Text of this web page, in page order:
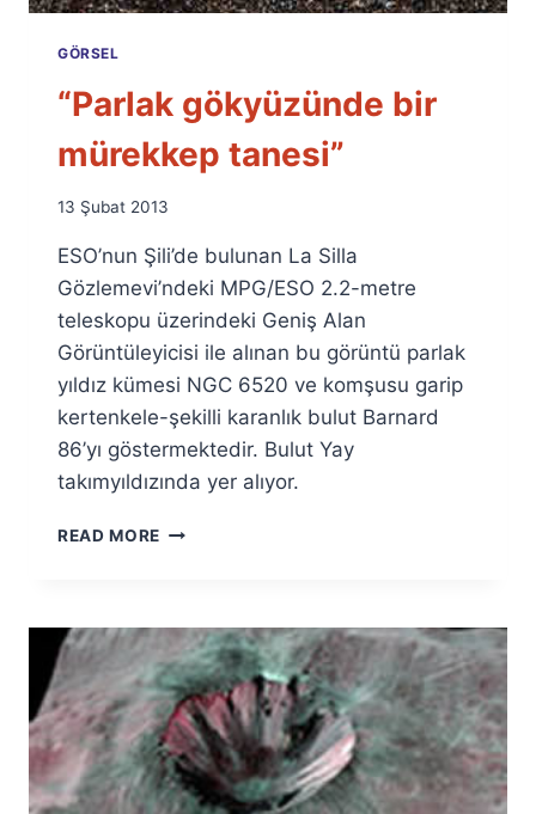
GÖRSEL
“Parlak gökyüzünde bir
mürekkep tanesi”
By
Fuat
Özyar
13 Şubat 2013
ESO’nun Şili’de bulunan La Silla
Gözlemevi’ndeki MPG/ESO 2.2-metre
teleskopu üzerindeki Geniş Alan
Görüntüleyicisi ile alınan bu görüntü parlak
yıldız kümesi NGC 6520 ve komşusu garip
kertenkele-şekilli karanlık bulut Barnard
86’yı göstermektedir. Bulut Yay
takımyıldızında yer alıyor.
READ MORE “PARLAK
TANESI”